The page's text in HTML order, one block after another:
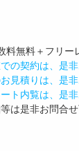
料無料＋ フリー
の契約は、是非
見積りは、是非
ト内覧は、是非
は是非お問合せ